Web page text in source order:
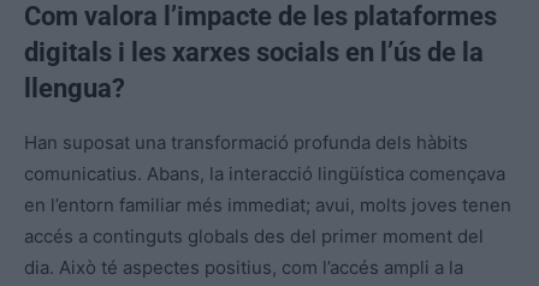
Com valora l’impacte de les plataformes
digitals i les xarxes socials en l’ús de la
llengua?
Han suposat una transformació profunda dels hàbits
comunicatius. Abans, la interacció lingüística començava
en l’entorn familiar més immediat; avui, molts joves tenen
accés a continguts globals des del primer moment del
dia. Això té aspectes positius, com l’accés ampli a la